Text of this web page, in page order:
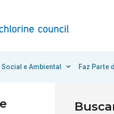
e Ambiental Faz Parte